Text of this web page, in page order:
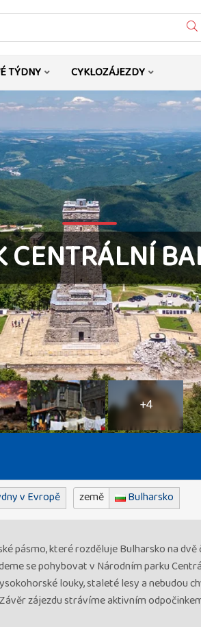
TÝDNY CYKLOZÁJEZDY
+4
v Evropě země Bulharsko
pásmo, které rozděluje Bulharsko na
se pohybovat v Národním parku
louky, staleté lesy a nebudou
zájezdu strávíme aktivním